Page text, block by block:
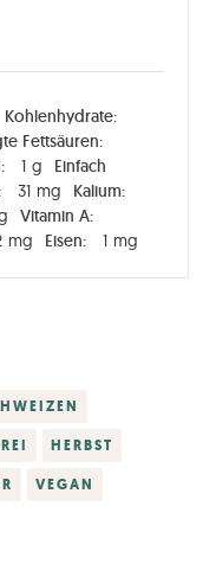
Kohlenhydrate:
Fettsäuren:
1 g
Einfach
31 mg
Kalium:
Vitamin A:
mg Eisen: 1 mg
HERBST
VEGAN